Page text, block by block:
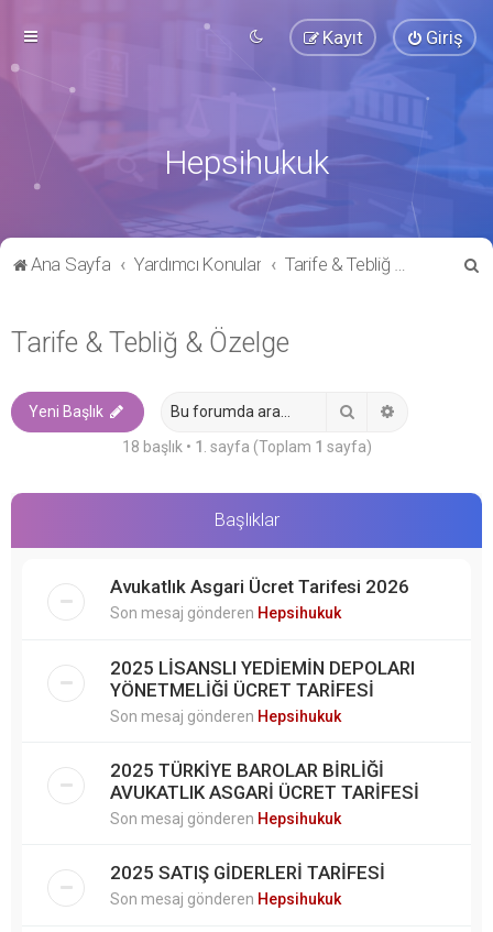
Giriş
Kayıt
Hepsihukuk
Ana Sayfa Yardımcı Konular Tarife & Tebliğ & Özelge
Tarife & Tebliğ & Özelge
Yeni Başlık
18 başlık • 1 . sayfa (Toplam 1 sayfa)
Başlıklar
Avukatlık Asgari Ücret Tarifesi 2026
Son mesaj gönderen Hepsihukuk
2025 LİSANSLI YEDİEMİN DEPOLARI
YÖNETMELİĞİ ÜCRET TARİFESİ
Son mesaj gönderen Hepsihukuk
2025 TÜRKİYE BAROLAR BİRLİĞİ
AVUKATLIK ASGARİ ÜCRET TARİFESİ
Son mesaj gönderen Hepsihukuk
2025 SATIŞ GİDERLERİ TARİFESİ
Son mesaj gönderen Hepsihukuk